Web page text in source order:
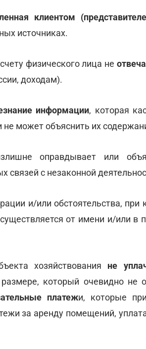
клиентом
источниках.
физического лица не
доходам).
информации, которая
не может объяснить их
оправдывает или
связей с незаконной
и/или обстоятельства,
от имени и/или в
хозяйствования не
который очевидно не
платежи, которые
за аренду помещений,